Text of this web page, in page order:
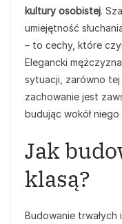
kultury osobistej.
umiejętność
– to cechy, które
Elegancki
sytuacji, zarówno tej
zachowanie jest
budując wokół
Jak
klasą?
Budowanie